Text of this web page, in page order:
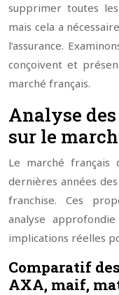
supprimer toutes
mais cela a
l’assurance.
conçoivent et
marché français.
Analyse
sur le
Le marché français
dernières années
franchise. Ces
analyse
implications réelles
Comparatif
AXA, maif,